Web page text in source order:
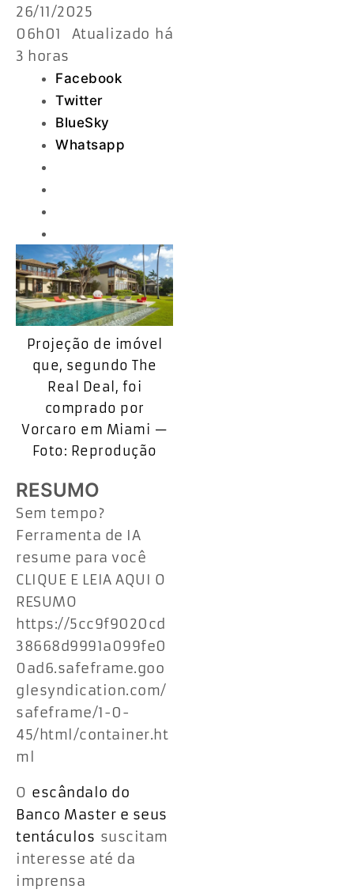
26/11/2025
06h01 Atualizado há
3 horas
Facebook
Twitter
BlueSky
Whatsapp
Projeção de imóvel
que, segundo The
Real Deal, foi
comprado por
Vorcaro em Miami —
Foto: Reprodução
RESUMO
Sem tempo?
Ferramenta de IA
resume para você
CLIQUE E LEIA AQUI O
RESUMO
https://5cc9f9020cd
38668d9991a099fe0
0ad6.safeframe.goo
glesyndication.com/
safeframe/1-0-
45/html/container.ht
ml
O escândalo do
Banco Master e seus
tentáculos suscitam
interesse até da
imprensa